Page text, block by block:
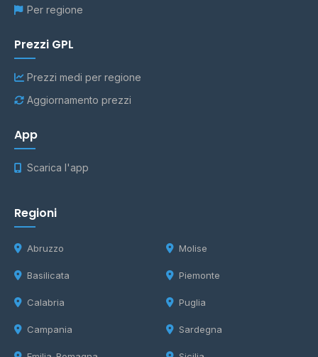
Per regione
Prezzi GPL
Prezzi medi per regione
Aggiornamento prezzi
App
Scarica l'app
Regioni
Abruzzo
Basilicata
Calabria
Campania
Molise
Piemonte
Puglia
Sardegna